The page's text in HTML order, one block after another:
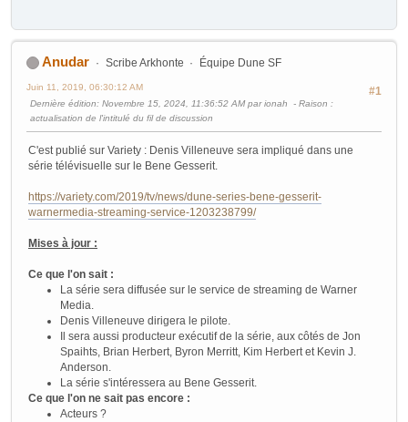
Anudar Scribe Arkhonte Équipe Dune SF
#1
Juin 11, 2019, 06:30:12 AM
Dernière édition: Novembre 15, 2024, 11:36:52 AM par ionah Raison :
actualisation de l'intitulé du fil de discussion
C'est publié sur Variety : Denis Villeneuve sera impliqué dans une
série télévisuelle sur le Bene Gesserit.
https://variety.com/2019/tv/news/dune-series-bene-gesserit-
warnermedia-streaming-service-1203238799/
Mises à jour :
Ce que l'on sait :
La série sera diffusée sur le service de streaming de Warner
Media.
Denis Villeneuve dirigera le pilote.
Il sera aussi producteur exécutif de la série, aux côtés de Jon
Spaihts, Brian Herbert, Byron Merritt, Kim Herbert et Kevin J.
Anderson.
La série s'intéressera au Bene Gesserit.
Ce que l'on ne sait pas encore :
Acteurs ?